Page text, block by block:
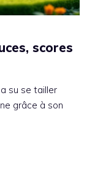
scores
su se tailler
grâce à son